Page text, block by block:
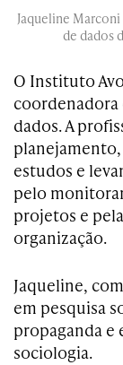
Jaqueline
de dados
O Instituto
dados. A
estudos e
pelo
projetos e
organização.
Jaqueline,
em pesquisa
propaganda e
sociologia.